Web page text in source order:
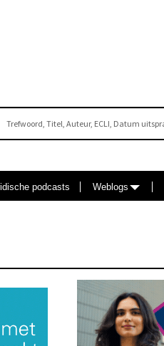
podcasts Weblogs